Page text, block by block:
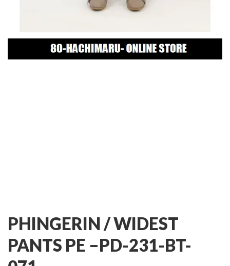
PHINGERIN / WIDEST
PANTS PE –PD-231-BT-